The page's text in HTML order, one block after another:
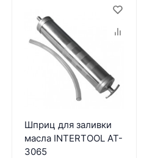
Шприц для заливки
масла INTERTOOL AT-
3065